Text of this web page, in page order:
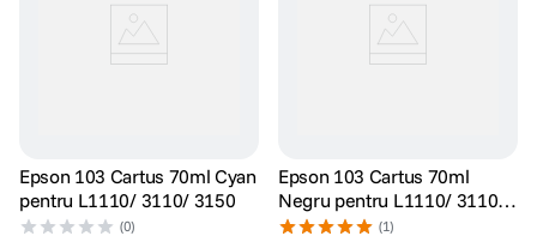
Epson 103 Cartus 70ml Cyan
pentru L1110/ 3110/ 3150
(0)
Epson 103 Cartus 70ml
Negru pentru L1110/ 3110/
3150
(1)